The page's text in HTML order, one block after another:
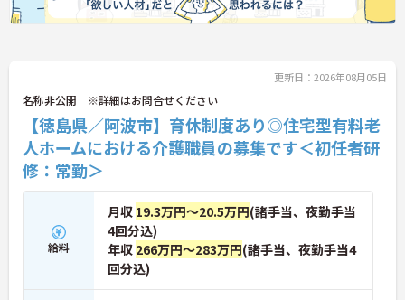
更新日：2026年08月05日
名称非公開 ※詳細はお問合せください
【徳島県／阿波市】育休制度あり◎住宅型有料老
人ホームにおける介護職員の募集です＜初任者研
修：常勤＞
給料
月収 19.3万円～20.5万円(諸手当、夜勤手当
4回分込)
年収 266万円～283万円(諸手当、夜勤手当4
回分込)